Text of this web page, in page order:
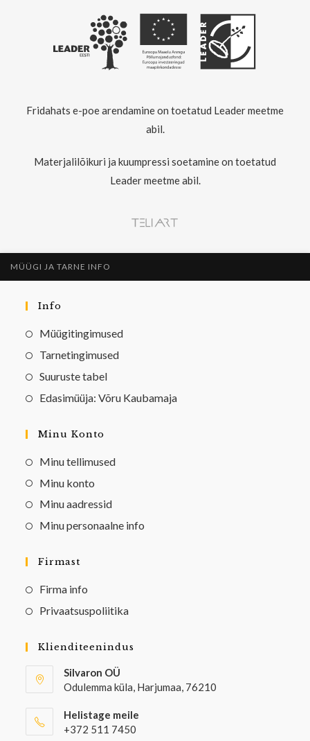
Fridahats e-poe arendamine on toetatud Leader meetme
abil.
Materjalilõikuri ja kuumpressi soetamine on toetatud
Leader meetme abil.
MÜÜGI JA TARNE INFO
Info
Müügitingimused
Tarnetingimused
Suuruste tabel
Edasimüüja: Võru Kaubamaja
Minu Konto
Minu tellimused
Minu konto
Minu aadressid
Minu personaalne info
Firmast
Firma info
Privaatsuspoliitika
Klienditeenindus
Silvaron OÜ
Odulemma küla, Harjumaa, 76210
Helistage meile
+372 511 7450